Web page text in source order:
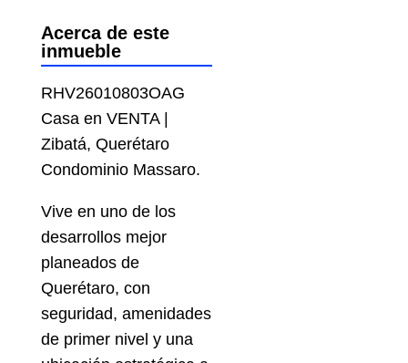
Acerca de este
inmueble
RHV26010803OAG
Casa en VENTA |
Zibatá, Querétaro
Condominio Massaro.
Vive en uno de los
desarrollos mejor
planeados de
Querétaro, con
seguridad, amenidades
de primer nivel y una